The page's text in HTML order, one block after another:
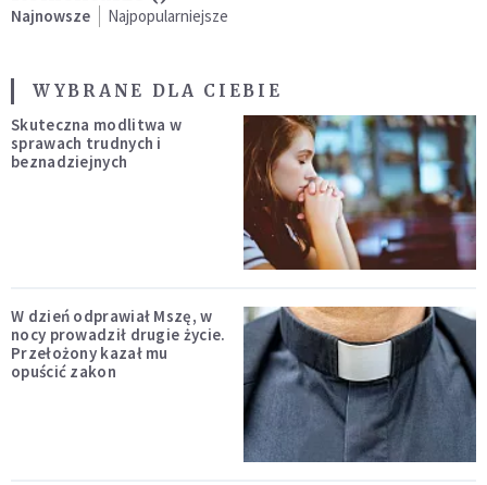
Najnowsze Najpopularniejsze
WYBRANE DLA CIEBIE
Skuteczna modlitwa w
sprawach trudnych i
beznadziejnych
W dzień odprawiał Mszę, w
nocy prowadził drugie życie.
Przełożony kazał mu
opuścić zakon